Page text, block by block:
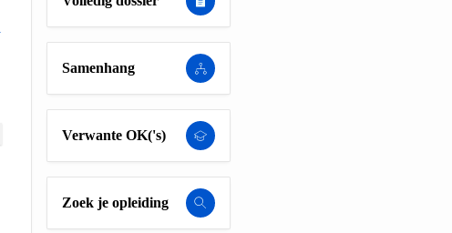
Samenhang
Verwante OK('s)
Zoek je opleiding